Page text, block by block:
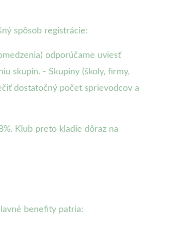
spôsob registrácie:
odporúčame uviesť
skupín. - Skupiny (školy, firmy,
dostatočný počet sprievodcov a
Klub preto kladie dôraz na
benefity patria: